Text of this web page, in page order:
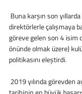
direktörlerle çalışmaya
göreve gelen son 4 isim
önünde olmak üzere)
politikasını eleştirdi.